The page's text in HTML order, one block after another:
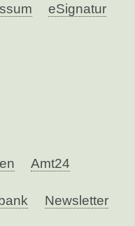
eSignatur
Amt24
Newsletter